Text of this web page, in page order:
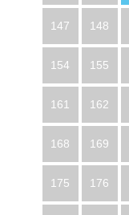
147 148
154 155
161 162
168 169
175 176